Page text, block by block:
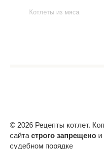
Котлеты из мяса
© 2026 Рецепты котлет.
сайта строго запрещено и
судебном порядке